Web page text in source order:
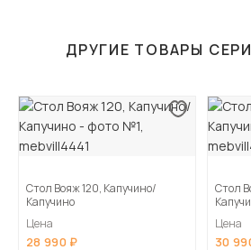
ДРУГИЕ ТОВАРЫ
Стол Вояж 120, Капучино/
Капучино
Цена
28 990
Стол
Цена
30